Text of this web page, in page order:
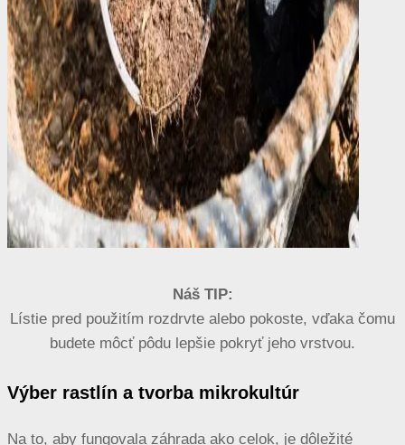
Náš TIP:
Lístie pred použitím rozdrvte alebo pokoste, vďaka čomu
budete môcť pôdu lepšie pokryť jeho vrstvou.
Výber rastlín a tvorba mikrokultúr
Na to, aby fungovala záhrada ako celok, je dôležité